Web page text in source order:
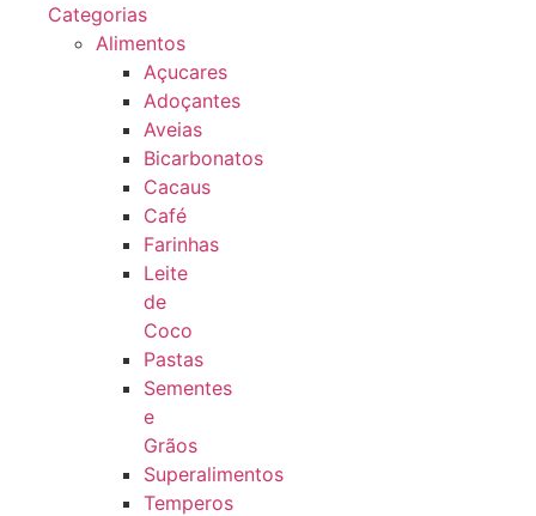
Categorias
Alimentos
Açucares
Adoçantes
Aveias
Bicarbonatos
Cacaus
Café
Farinhas
Leite
de
Coco
Pastas
Sementes
e
Grãos
Superalimentos
Temperos